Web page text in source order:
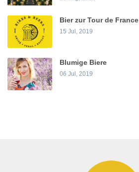
Bier zur Tour de France
15 Jul, 2019
Blumige Biere
06 Jul, 2019